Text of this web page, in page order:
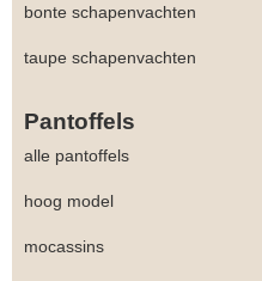
bonte schapenvachten
taupe schapenvachten
Pantoffels
alle pantoffels
hoog model
mocassins